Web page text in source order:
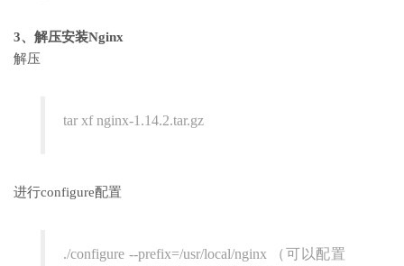
3、解压安装Nginx
解压
tar xf nginx-1.14.2.tar.gz
进行configure配置
./configure --prefix=/usr/local/nginx （可以配置